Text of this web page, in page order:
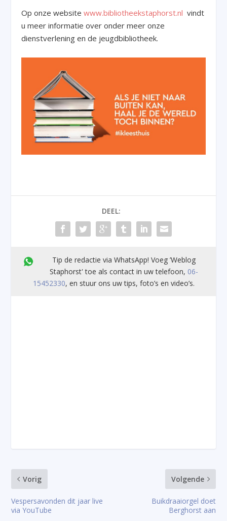
Op onze websitewww.bibliotheekstaphorst.nl vindt
u meer informatie over onder meer onze
dienstverlening en de jeugdbibliotheek.
DEEL:
Tip de redactie via WhatsApp! Voeg ’Weblog
Staphorst' toe als contact in uw telefoon, 06-
15452330, en stuur ons uw tips, foto’s en video’s.
Vorig
Vespersavonden dit jaar live
via YouTube
Volgende
Buikdraaiorgel doet
Berghorst aan